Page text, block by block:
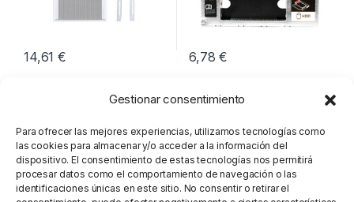
Gestionar consentimiento
Para ofrecer las mejores experiencias, utilizamos tecnologías como
las cookies para almacenar y/o acceder a la información del
dispositivo. El consentimiento de estas tecnologías nos permitirá
procesar datos como el comportamiento de navegación o las
identificaciones únicas en este sitio. No consentir o retirar el
14,61€ 6,78€